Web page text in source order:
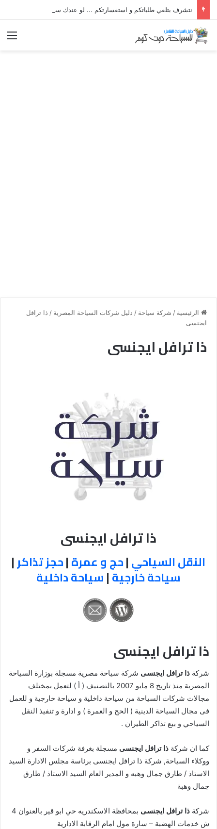
الرئيسية / شركة سياحة / دليل شركات السياحة المصرية / ذا ترافل
ايجنسى
ذا ترافل ايجنسى
ذا ترافل ايجنسى
النقل السياحي|حج و عمرة|حجز تذاكر|
سياحة خارجية|سياحة داخلية
ذا ترافل ايجنسى
شركة ذا ترافل ايجنسى شركة سياحة مصرية مسجلة بوزارة السياحة
المصرية منذ تاريخ 8 مايو 2007 بالتصنيف ( أ ) لتعمل بمختلف
مجالات شركات السياحة من سياحة داخلية و سياحة خارجية و للعمل
فى مجال السياحة الدينية ( الحج و العمرة ) و ادارة و تنفيذ النقل
السياحي و بيع تذاكر الطيران .
كما ان شركة ذا ترافل ايجنسى مسجلة بغرفة شركات السفر و
ووكلاء السياحة, شركة ذا ترافل ايجنسى برئاسة مجلس الادارة السيد
الاستاذ / طارق جمال وهبه و المدير العام السيد الاستاذ / طارق
جمال وهبة
شركة ذا ترافل ايجنسى
بمحافظة الاسكندريه حي ابو قير بالعنوان 4
ش خدمات الهضبة – سارة مول امام الرقابة الادارية